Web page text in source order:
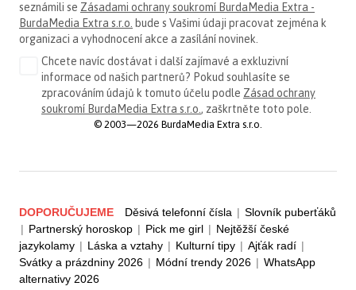
seznámili se Zásadami ochrany soukromí BurdaMedia Extra -
BurdaMedia Extra s.r.o. bude s Vašimi údaji pracovat zejména k
organizaci a vyhodnocení akce a zasílání novinek.
Chcete navíc dostávat i další zajímavé a exkluzivní
informace od našich partnerů? Pokud souhlasíte se
zpracováním údajů k tomuto účelu podle Zásad ochrany
soukromí BurdaMedia Extra s.r.o., zaškrtněte toto pole.
© 2003—2026 BurdaMedia Extra s.r.o.
DOPORUČUJEME Děsivá telefonní čísla | Slovník puberťáků
| Partnerský horoskop | Pick me girl | Nejtěžší české
jazykolamy | Láska a vztahy | Kulturní tipy | Ajťák radí |
Svátky a prázdniny 2026 | Módní trendy 2026 | WhatsApp
alternativy 2026